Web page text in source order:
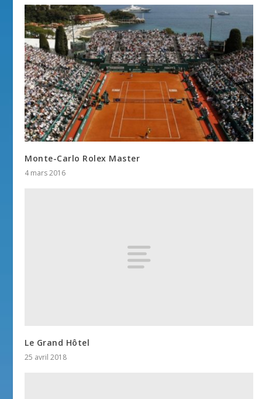
Monte-Carlo Rolex Master
4 mars 2016
Le Grand Hôtel
25 avril 2018